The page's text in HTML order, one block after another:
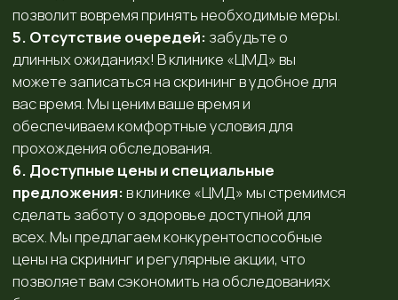
Оставьте заявку и мы подберем Вам врача и время
Введите ваш телефон
+7
Записаться на приём